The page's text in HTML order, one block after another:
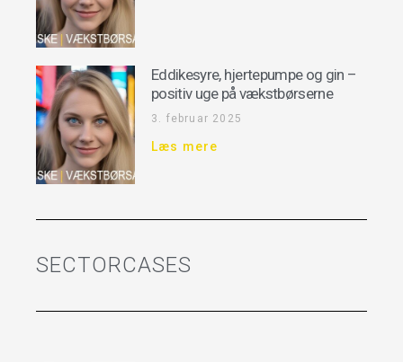
Eddikesyre, hjertepumpe og gin –
positiv uge på vækstbørserne
3. februar 2025
Læs mere
SECTORCASES